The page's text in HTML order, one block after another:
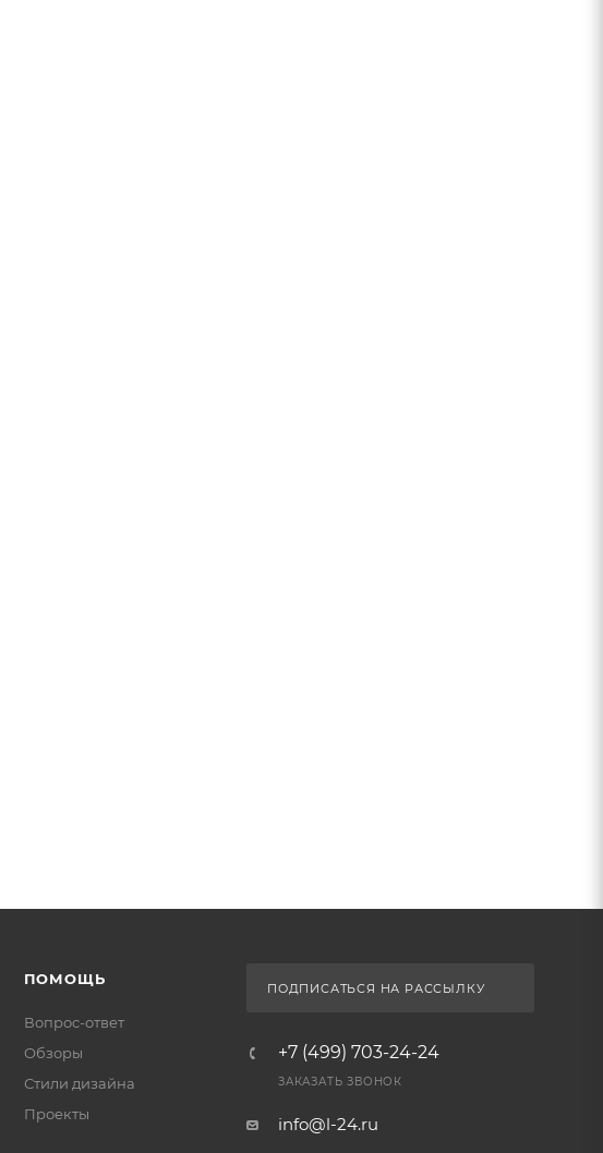
ПОМОЩЬ
Вопрос-ответ
Обзоры
Стили дизайна
Проекты
ПОДПИСАТЬСЯ НА РАССЫЛКУ
+7 (499) 703-24-24
ЗАКАЗАТЬ ЗВОНОК
info@l-24.ru